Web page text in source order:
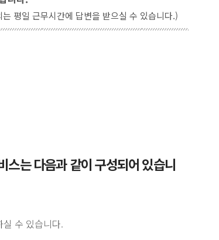
평일 근무시간에 답변을 받으실 수 있습니다.)
는 다음과 같이 구성되어 있습니
실 수 있습니다.